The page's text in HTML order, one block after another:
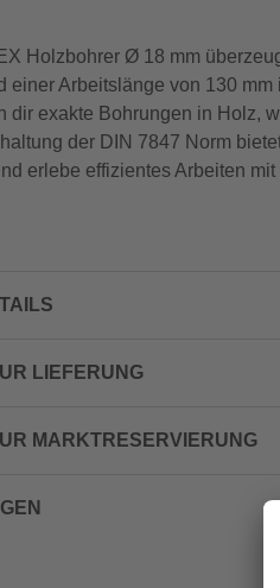
Holzbohrer Ø 18 mm
einer Arbeitslänge von 130
dir exakte Bohrungen in Holz,
der DIN 7847 Norm
erlebe effizientes Arbeiten
LIEFERUNG
MARKTRESERVIERUNG